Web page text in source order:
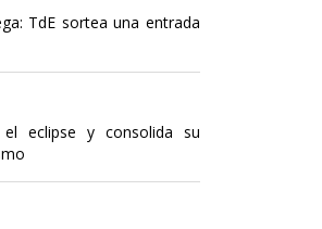
TdE sortea una entrada
eclipse y consolida su